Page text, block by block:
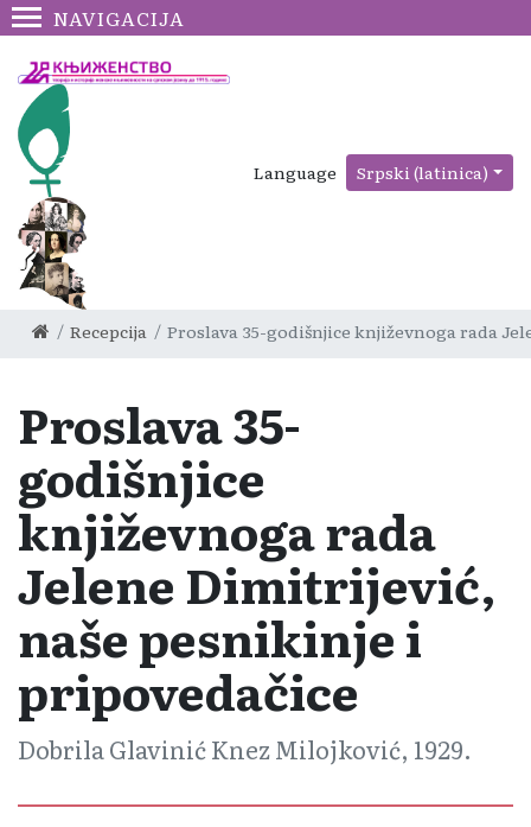
NAVIGACIJA
Language Srpski (latinica)
Recepcija Proslava 35-godišnjice književnoga rada
Proslava 35-
godišnjice
književnoga rada
Jelene Dimitrijević,
naše pesnikinje i
pripovedačice
Dobrila Glavinić Knez Milojković, 1929.